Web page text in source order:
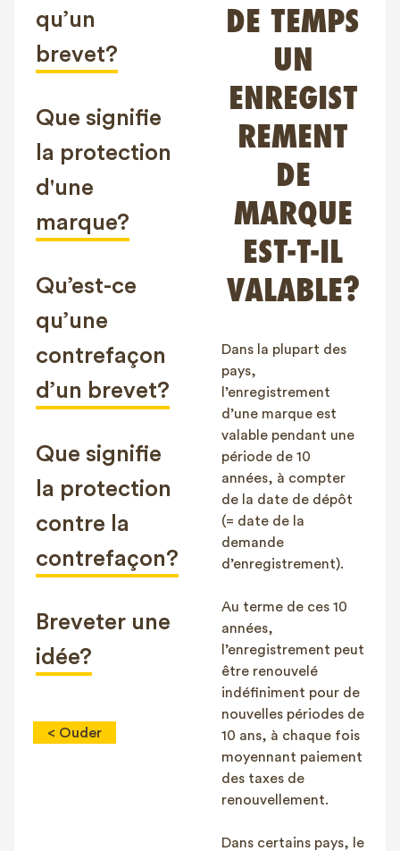
qu’un
brevet?
Que signifie
la protection
d'une
marque?
Qu’est-ce
qu’une
contrefaçon
d’un brevet?
Que signifie
la protection
contre la
contrefaçon?
Breveter une
idée?
< Ouder
DE TEMPS
UN
ENREGIST
REMENT
DE
MARQUE
EST-T-IL
VALABLE?
Dans la plupart des
pays,
l’enregistrement
d’une marque est
valable pendant une
période de 10
années, à compter
de la date de dépôt
(= date de la
demande
d’enregistrement).
Au terme de ces 10
années,
l’enregistrement peut
être renouvelé
indéfiniment pour de
nouvelles périodes de
10 ans, à chaque fois
moyennant paiement
des taxes de
renouvellement.
Dans certains pays, le